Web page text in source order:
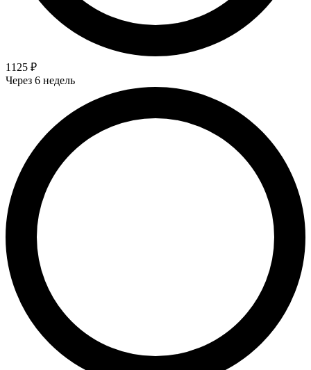
1125 ₽
Через 6 недель